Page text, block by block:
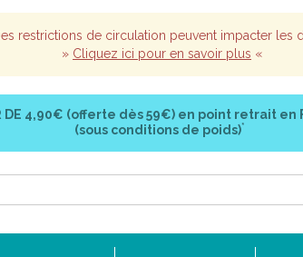
restrictions de circulation peuvent impacter les
» Cliquez ici pour en savoir plus «
DE 4,90€ (offerte dès 59€) en point retrait en
(sous conditions de poids)*